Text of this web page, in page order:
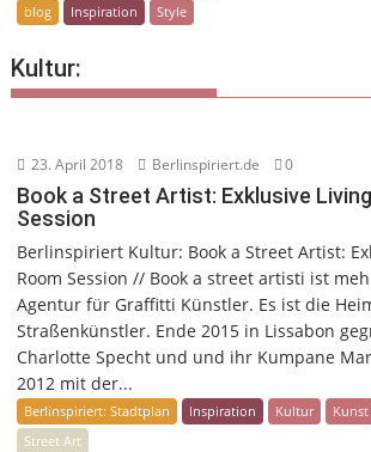
blog Inspiration Style
Kultur:
23. April 2018 Berlinspiriert.de 0
Book a Street Artist: Exklusive
Session
Berlinspiriert Kultur: Book a Street Artist:
Room Session // Book a street artisti ist
Agentur für Graffitti Künstler. Es ist die
Straßenkünstler. Ende 2015 in Lissabon
Charlotte Specht und und ihr Kumpane
2012 mit der...
Berlinspiriert: Stadtplan Inspiration Kultur Kunst
Street Art